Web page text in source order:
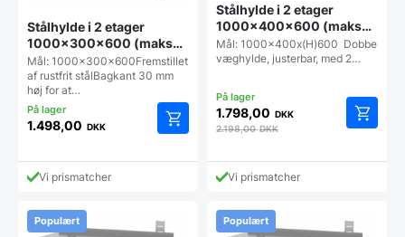
Stålhylde i 2 etager
1000x300x600 (maks
25 kg pr hylde), Hendi
Mål: 1000x300x600Fremstillet
af rustfrit stålBagkant 30 mm
høj for at…
1.498,00 DKK
Vi prismatcher
Stålhylde i 2 etager
1000x400x600 (maks
25 kg pr m2), Hendi
Mål: 1000x400x(H)600 Dobbelt
væghylde, justerbar, med 2…
1.798,00 DKK
2.198,00DKK
Vi prismatcher
Populært Populært